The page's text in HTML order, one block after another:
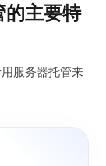
的主要特
服务器托管来